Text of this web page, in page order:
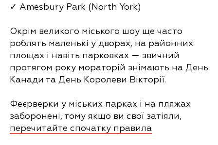
✓ Amesbury Park (North York)
Окрім великого міського шоу ще часто
роблять маленькі у дворах, на районних
площах і навіть парковках — звичний
протягом року мораторій знімають на День
Канади та День Королеви Вікторії.
Феєрверки у міських парках і на пляжах
заборонені, тому якщо ви свої затіяли,
перечитайте спочатку правила